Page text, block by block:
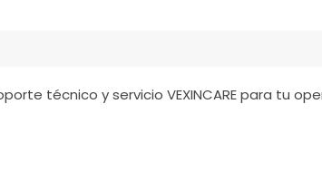
técnico y servicio VEXINCARE para tu